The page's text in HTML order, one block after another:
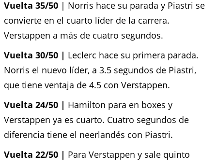
Vuelta 35/50 | Norris hace su parada y Piastri se
convierte en el cuarto líder de la carrera.
Verstappen a más de cuatro segundos.
Vuelta 30/50 | Leclerc hace su primera parada.
Norris el nuevo líder, a 3.5 segundos de Piastri,
que tiene ventaja de 4.5 con Verstappen.
Vuelta 24/50 | Hamilton para en boxes y
Verstappen ya es cuarto. Cuatro segundos de
diferencia tiene el neerlandés con Piastri.
Vuelta 22/50 | Para Verstappen y sale quinto